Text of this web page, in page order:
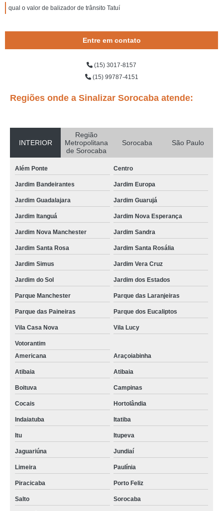
qual o valor de balizador de trânsito Tatuí
Entre em contato
(15) 3017-8157
(15) 99787-4151
Regiões onde a Sinalizar Sorocaba atende:
INTERIOR
Região
Metropolitana
de Sorocaba
Sorocaba São Paulo
Além Ponte Centro
Jardim Bandeirantes Jardim Europa
Jardim Guadalajara Jardim Guarujá
Jardim Itanguá Jardim Nova Esperança
Jardim Nova Manchester Jardim Sandra
Jardim Santa Rosa Jardim Santa Rosália
Jardim Simus Jardim Vera Cruz
Jardim do Sol Jardim dos Estados
Parque Manchester Parque das Laranjeiras
Parque das Paineiras Parque dos Eucaliptos
Vila Casa Nova Vila Lucy
Votorantim
Americana
Araçoiabinha
Atibaia Atibaia
Boituva Campinas
Cocais Hortolândia
Indaiatuba Itatiba
Itu Itupeva
Jaguariúna Jundiaí
Limeira Paulínia
Piracicaba Porto Feliz
Salto Sorocaba